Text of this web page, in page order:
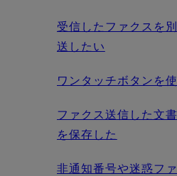
受信したファクスを
送したい
ワンタッチボタンを
ファクス送信した文
を保存した
非通知番号や迷惑フ